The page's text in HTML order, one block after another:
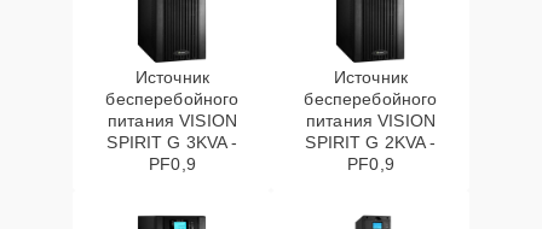
Источник
бесперебойного
питания VISION
SPIRIT G 3KVA -
PF0,9
Источник
бесперебойного
питания VISION
SPIRIT G 2KVA -
PF0,9